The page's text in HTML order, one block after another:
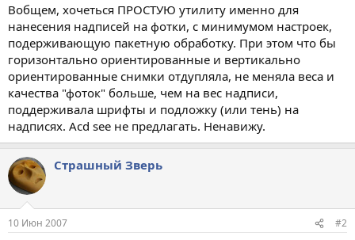
Вобщем, хочеться ПРОСТУЮ утилиту именно для
нанесения надписей на фотки, с минимумом настроек,
подерживающую пакетную обработку. При этом что бы
горизонтально ориентированные и вертикально
ориентированные снимки отдупляла, не меняла веса и
качества "фоток" больше, чем на вес надписи,
поддерживала шрифты и подложку (или тень) на
надписях. Acd see не предлагать. Ненавижу.
Страшный Зверь
10 Июн 2007 #2